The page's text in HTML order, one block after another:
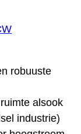
robuuste
alsook
industrie)